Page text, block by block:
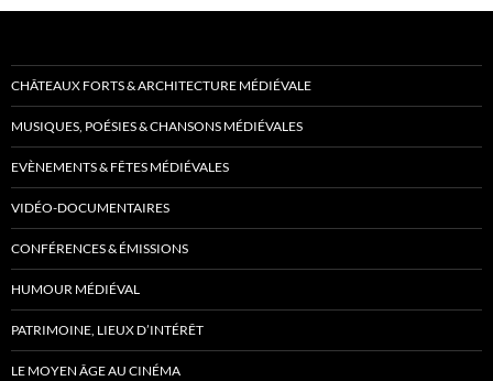
CHÂTEAUX FORTS & ARCHITECTURE MÉDIÉVALE
MUSIQUES, POÉSIES & CHANSONS MÉDIÉVALES
EVÈNEMENTS & FÊTES MÉDIÉVALES
VIDÉO-DOCUMENTAIRES
CONFÉRENCES & ÉMISSIONS
HUMOUR MÉDIÉVAL
PATRIMOINE, LIEUX D’INTÉRÊT
LE MOYEN ÂGE AU CINÉMA